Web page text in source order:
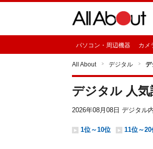
パソコン・周辺機器 カメ
All About デジタル デ
デジタル 人
2026年08月08日 デジタル
1位～10位 11位～20